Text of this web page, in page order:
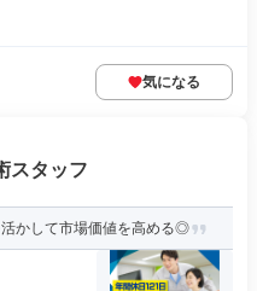
気になる
スタッフ
活かして市場価値を高める◎